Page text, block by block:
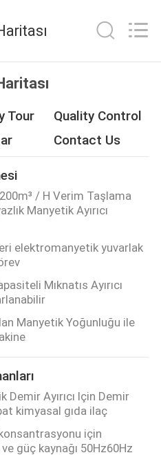
Tour
Quality Control
Contact Us
200m³ / H Verim Taşlama
Manyetik Ayırıcı
elektromanyetik yuvarlak
Mıknatıs Ayırıcı
Manyetik Yoğunluğu ile
Ayırıcı Için Demir
kimyasal gıda ilaç
konsantrasyonu için
güç kaynağı 50Hz60Hz